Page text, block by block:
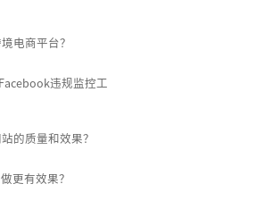
电商平台？
违规监控工
的质量和效果？
更有效果？